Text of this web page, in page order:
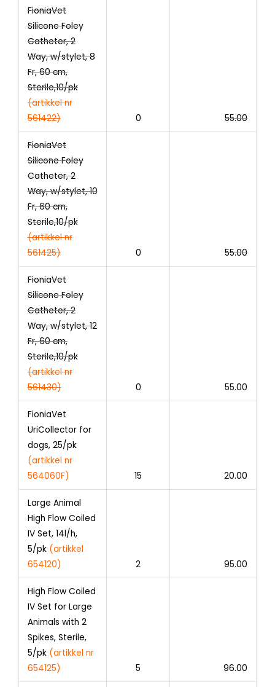
FioniaVet
Silicone Foley
Catheter, 2
Way, w/stylet, 8
Fr, 60 cm,
Sterile,10/pk
(artikkel nr
561422)
0 55.00
FioniaVet
Silicone Foley
Catheter, 2
Way, w/stylet, 10
Fr, 60 cm,
Sterile,10/pk
(artikkel nr
561425)
0 55.00
FioniaVet
Silicone Foley
Catheter, 2
Way, w/stylet, 12
Fr, 60 cm,
Sterile,10/pk
(artikkel nr
561430) 0 55.00
FioniaVet
UriCollector for
dogs, 25/pk
(artikkel nr
564060F)
15 20.00
Large Animal
High Flow Coiled
IV Set, 14l/h,
5/pk (artikkel
654120)
2 95.00
High Flow Coiled
IV Set for Large
Animals with 2
Spikes, Sterile,
5/pk (artikkel nr
654125)
5 96.00